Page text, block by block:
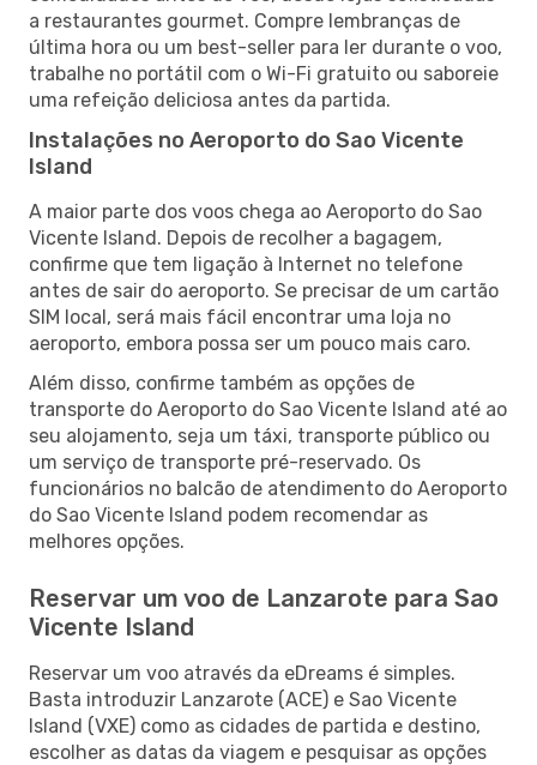
a restaurantes gourmet. Compre lembranças de
última hora ou um best-seller para ler durante o voo,
trabalhe no portátil com o Wi-Fi gratuito ou saboreie
uma refeição deliciosa antes da partida.
Instalações no Aeroporto do Sao Vicente
Island
A maior parte dos voos chega ao Aeroporto do Sao
Vicente Island. Depois de recolher a bagagem,
confirme que tem ligação à Internet no telefone
antes de sair do aeroporto. Se precisar de um cartão
SIM local, será mais fácil encontrar uma loja no
aeroporto, embora possa ser um pouco mais caro.
Além disso, confirme também as opções de
transporte do Aeroporto do Sao Vicente Island até ao
seu alojamento, seja um táxi, transporte público ou
um serviço de transporte pré-reservado. Os
funcionários no balcão de atendimento do Aeroporto
do Sao Vicente Island podem recomendar as
melhores opções.
Reservar um voo de Lanzarote para Sao
Vicente Island
Reservar um voo através da eDreams é simples.
Basta introduzir Lanzarote (ACE) e Sao Vicente
Island (VXE) como as cidades de partida e destino,
escolher as datas da viagem e pesquisar as opções